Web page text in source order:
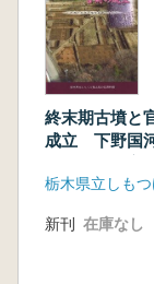
終末期古墳と
成立 下野国
新刊 在庫なし